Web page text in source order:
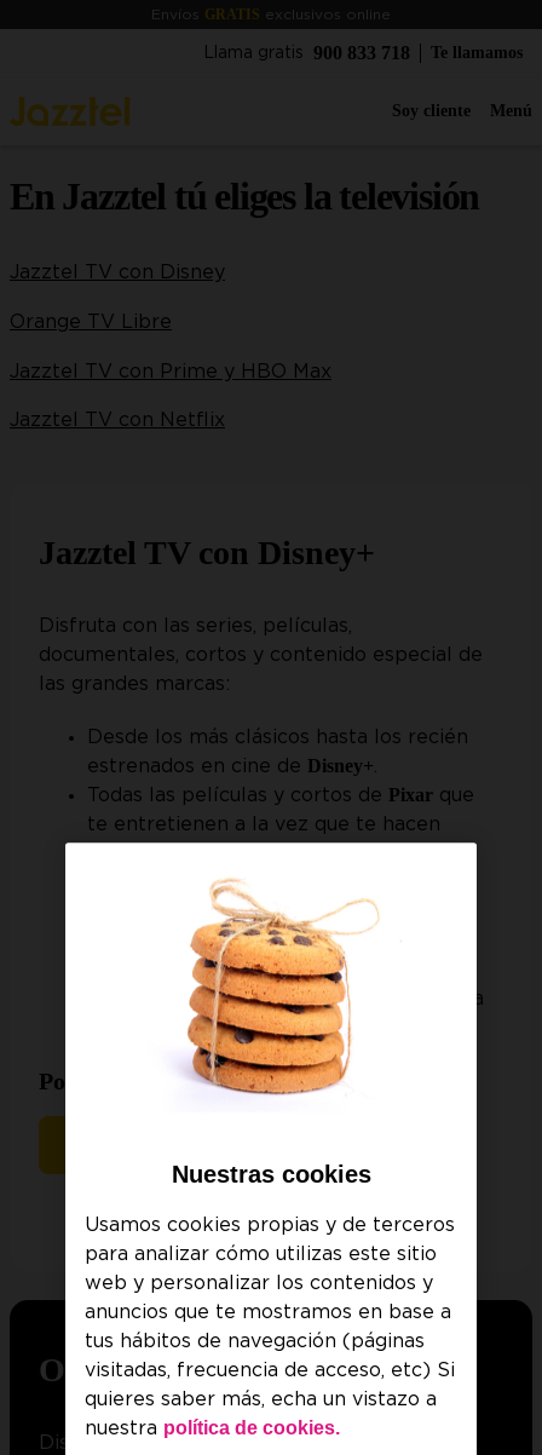
Envíos GRATIS exclusivos online
Llama gratis 900 833 718 Te llamamos
Soy cliente Menú
En Jazztel tú eliges la televisión
Jazztel TV con Disney
Orange TV Libre
Jazztel TV con Prime y HBO Max
Jazztel TV con Netflix
Jazztel TV con Disney+
Disfruta con las series, películas,
documentales, cortos y contenido especial de
las grandes marcas:
Desde los más clásicos hasta los recién
estrenados en cine de Disney+.
Todas las películas y cortos de Pixar que
te entretienen a la vez que te hacen
Los grandes éxitos del universo
Todo el contenido creado de Star Wars
Documentales increíbles de todo tipo
National Geographic.
Series y películas enHuluperfectas para
cada momento y gusto.
Por solo 6'99 €/mes*
Orange TVLibre
Disfruta con Jazztel de LALIGA, la
Nuestras cookies
Usamos cookies propias y de terceros
para analizar cómo utilizas este sitio
web y personalizar los contenidos y
anuncios que te mostramos en base a
tus hábitos de navegación (páginas
visitadas, frecuencia de acceso, etc) Si
quieres saber más, echa un vistazo a
nuestra política de cookies.